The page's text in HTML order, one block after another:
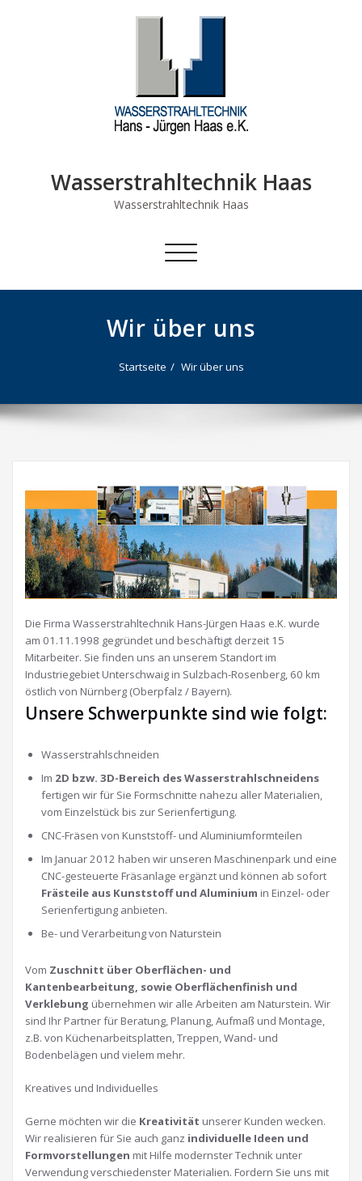
Wasserstrahltechnik Haas
Wasserstrahltechnik Haas
Schalte Navigation
Wir über uns
Startseite Wir über uns
Die Firma Wasserstrahltechnik Hans-Jürgen Haas e.K. wurde
am 01.11.1998 gegründet und beschäftigt derzeit 15
Mitarbeiter. Sie finden uns an unserem Standort im
Industriegebiet Unterschwaig in Sulzbach-Rosenberg, 60 km
östlich von Nürnberg (Oberpfalz / Bayern).
Unsere Schwerpunkte sind wie folgt:
Wasserstrahlschneiden
Im 2D bzw. 3D-Bereich des Wasserstrahlschneidens
fertigen wir für Sie Formschnitte nahezu aller Materialien,
vom Einzelstück bis zur Serienfertigung.
CNC-Fräsen von Kunststoff- und Aluminiumformteilen
Im Januar 2012 haben wir unseren Maschinenpark und eine
CNC-gesteuerte Fräsanlage ergänzt und können ab sofort
Frästeile aus Kunststoff und Aluminium in Einzel- oder
Serienfertigung anbieten.
Be- und Verarbeitung von Naturstein
Vom Zuschnitt über Oberflächen- und
Kantenbearbeitung, sowie Oberflächenfinish und
Verklebung übernehmen wir alle Arbeiten am Naturstein. Wir
sind Ihr Partner für Beratung, Planung, Aufmaß und Montage,
z.B. von Küchenarbeitsplatten, Treppen, Wand- und
Bodenbelägen und vielem mehr.
Kreatives und Individuelles
Gerne möchten wir die Kreativität unserer Kunden wecken.
Wir realisieren für Sie auch ganz individuelle Ideen und
Formvorstellungen mit Hilfe modernster Technik unter
Verwendung verschiedenster Materialien. Fordern Sie uns mit